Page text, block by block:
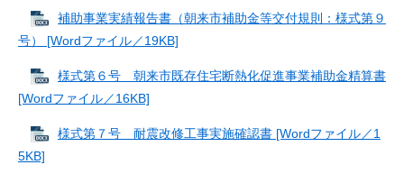
補助事業実績報告書（朝来市補助金等交付規則：様式第９
号） [Wordファイル／19KB]
様式第６号 朝来市既存住宅断熱化促進事業補助金精算書
[Wordファイル／16KB]
様式第７号 耐震改修工事実施確認書 [Wordファイル／1
5KB]